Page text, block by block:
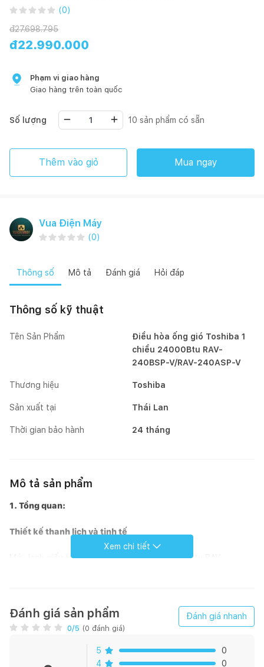
(0)
đ27.698.795
đ22.990.000
Phạm vi giao hàng
Giao hàng trên toàn quốc
Số lượng 10 sản phẩm có sẵn
Thêm vào giỏ Mua ngay
Vua Điện Máy
(0)
Thông số Mô tả Đánh giá Hỏi đáp
Thông số kỹ thuật
Tên Sản Phẩm
Điều hòa ống gió Toshiba 1
chiều 24000Btu RAV-
240BSP-V/RAV-240ASP-V
Thương hiệu Toshiba
Sản xuất tại Thái Lan
Thời gian bảo hành 24 tháng
Mô tả sản phẩm
1. Tổng quan:
Thiết kế thanh lịch và tinh tế
Máy lạnh giấu trần nối ống gió Toshiba 24000Btu RAV-
HP này còn là sự lựa chọn vô cùng lý tưởng cho những căn
phòng từ 20 – 40 m2.
Xem chi tiết
Đánh giá sản phẩm
0/5 (0 đánh giá)
Đánh giá nhanh
5
0
4
0